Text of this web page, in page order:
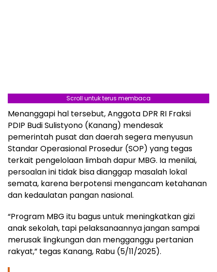
Scroll untuk terus membaca
Menanggapi hal tersebut, Anggota DPR RI Fraksi
PDIP Budi Sulistyono (Kanang) mendesak
pemerintah pusat dan daerah segera menyusun
Standar Operasional Prosedur (SOP) yang tegas
terkait pengelolaan limbah dapur MBG. Ia menilai,
persoalan ini tidak bisa dianggap masalah lokal
semata, karena berpotensi mengancam ketahanan
dan kedaulatan pangan nasional.
“Program MBG itu bagus untuk meningkatkan gizi
anak sekolah, tapi pelaksanaannya jangan sampai
merusak lingkungan dan mengganggu pertanian
rakyat,” tegas Kanang, Rabu (5/11/2025).